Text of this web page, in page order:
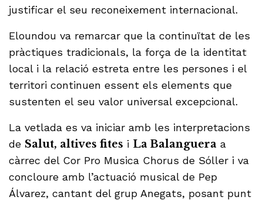
justificar el seu reconeixement internacional.
Eloundou va remarcar que la continuïtat de les
pràctiques tradicionals, la força de la identitat
local i la relació estreta entre les persones i el
territori continuen essent els elements que
sustenten el seu valor universal excepcional.
La vetlada es va iniciar amb les interpretacions
de Salut, altives fites i La Balanguera a
càrrec del Cor Pro Musica Chorus de Sóller i va
concloure amb l’actuació musical de Pep
Álvarez, cantant del grup Anegats, posant punt